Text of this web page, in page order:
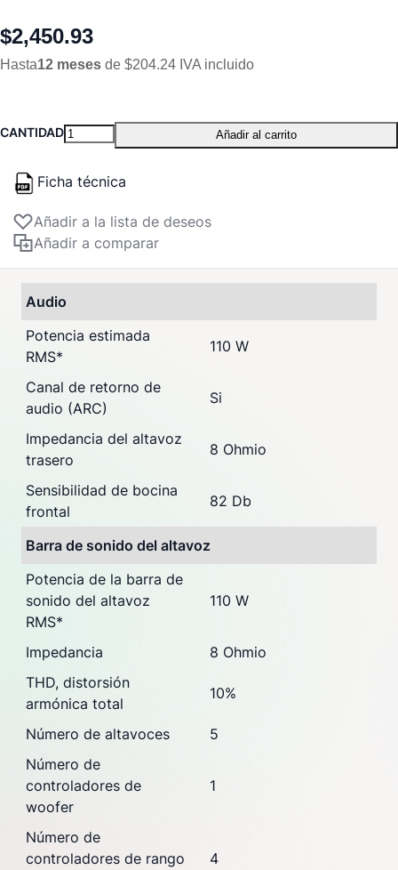
$2,450.93
Hasta12 meses de $204.24 IVA incluido
CANTIDAD Añadir al carrito
Ficha técnica
Añadir a la lista de deseos
Añadir a comparar
Audio
Potencia estimada
RMS*
110 W
Canal de retorno de
audio (ARC)
Si
Impedancia del altavoz
trasero
8 Ohmio
Sensibilidad de bocina
frontal
82 Db
Barra de sonido del altavoz
Potencia de la barra de
sonido del altavoz
RMS*
110 W
Impedancia
8 Ohmio
THD, distorsión
armónica total
10%
Número de altavoces
5
Número de
controladores de
woofer
1
Número de
controladores de rango
4